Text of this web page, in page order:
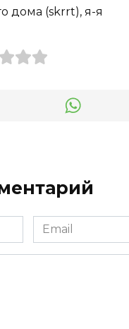
дома (skrrt), я-я
Email
*